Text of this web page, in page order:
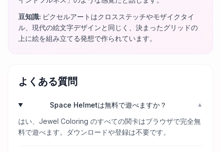
豆知識: ピクセルアートはクロスステッチやモザイクタイ
ル、現代の絵文字デザインと同じく、決まったグリッドの
上に絵を組み立てる発想で作られています。
よくある質問
Space Helmetは無料で遊べますか？ ▼
はい、Jewel Coloring のすべての関卡はブラウザで完全無
料で遊べます。ダウンロードや登録は不要です。